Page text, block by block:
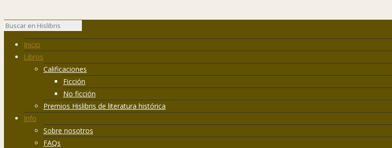
Inicio
Libros
Calificaciones
Ficción
No ficción
Premios Hislibris de literatura histórica
Info
Sobre nosotros
FAQs